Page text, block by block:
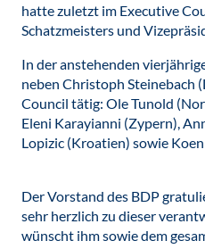
hatte zuletzt im Executive
Schatzmeisters und
In der anstehenden
neben Christoph Steinebach
Council tätig: Ole Tunold
Eleni Karayianni (Zypern),
Lopizic (Kroatien) sowie
Der Vorstand des BDP
sehr herzlich zu dieser
wünscht ihm sowie dem